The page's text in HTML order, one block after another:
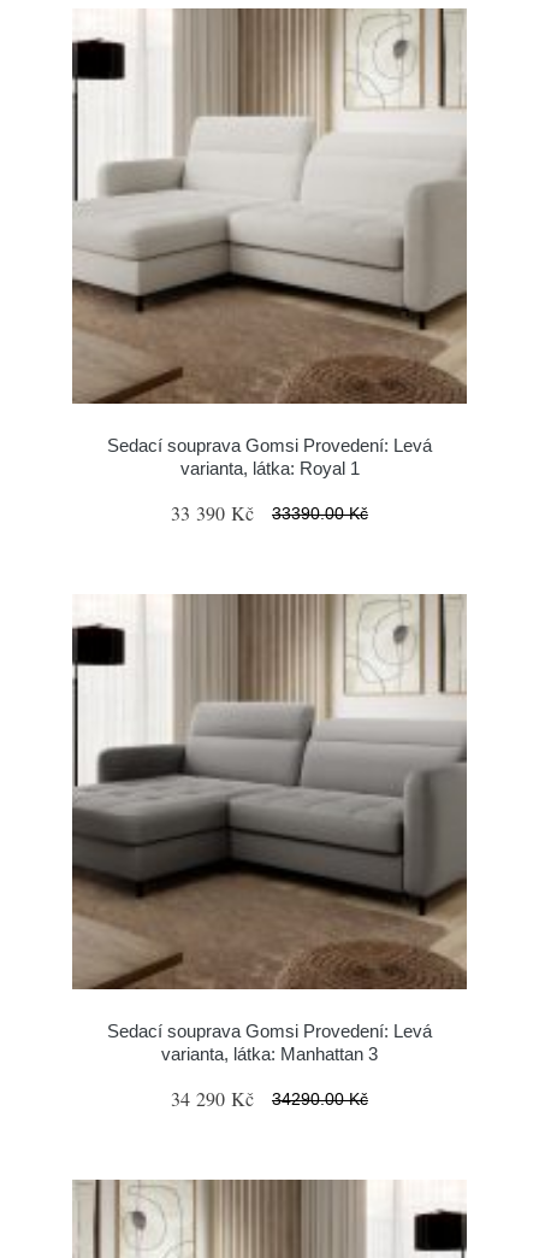
Sedací souprava Gomsi Provedení: Levá
varianta, látka: Royal 1
33 390 Kč 33390.00 Kč
Sedací souprava Gomsi Provedení: Levá
varianta, látka: Manhattan 3
34 290 Kč 34290.00 Kč